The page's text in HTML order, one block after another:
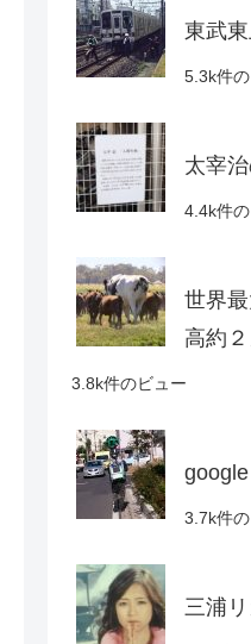
東武
5.3k件
太宰
4.4k件
世界
高約
3.8k件のビュー
3.7k件
三浦リ